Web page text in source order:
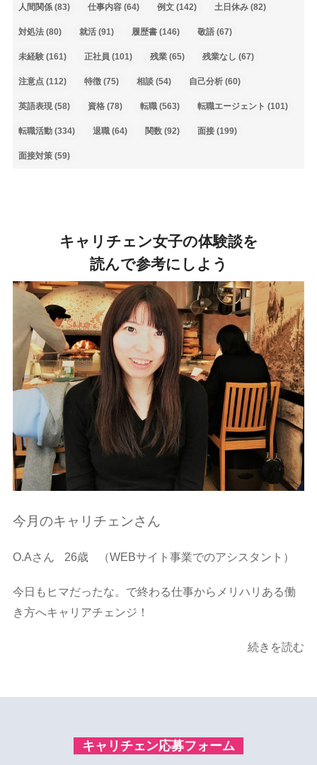
人間関係(83) 仕事内容(64) 例文(142) 土日休み(82)
対処法(80) 就活(91) 履歴書(146) 敬語(67)
未経験(161) 正社員 (101) 残業(65) 残業なし (67)
注意点(112) 特徴(75) 相談(54) 自己分析(60)
英語表現(58) 資格(78) 転職(563) 転職エージェント (101)
転職活動(334) 退職(64) 関数(92) 面接(199)
面接対策(59)
キャリチェン女子の体験談を
読んで参考にしよう
今月のキャリチェンさん
O.Aさん 26歳 （WEBサイト事業でのアシスタント）
今日もヒマだったな。で終わる仕事からメリハリある働
き方へキャリアチェンジ！
続きを読む
キャリチェン応募フォーム